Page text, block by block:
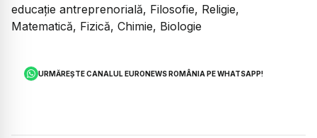
educație antreprenorială, Filosofie, Religie,
Matematică, Fizică, Chimie, Biologie
URMĂREȘTE CANALUL EURONEWS ROMÂNIA PE WHATSAPP!